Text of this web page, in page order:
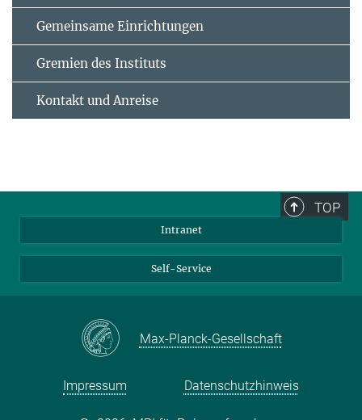
Gemeinsame Einrichtungen
Gremien des Instituts
Kontakt und Anreise
TOP
Intranet
Self-Service
Max-Planck-Gesellschaft
Impressum Datenschutzhinweis